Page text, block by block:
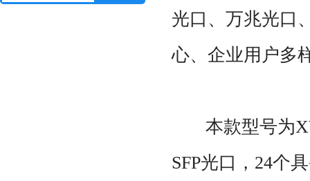
光口、万兆光口
心、企业用户多
本款型号为
SFP光口，24个